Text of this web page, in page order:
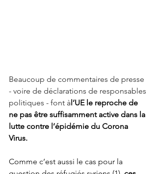
Beaucoup de commentaires de presse
- voire de déclarations de responsables
politiques - font àl’UE le reproche de
ne pas être suffisamment active dans la
lutte contre l’épidémie du Corona
Virus.
Comme c’est aussi le cas pour la